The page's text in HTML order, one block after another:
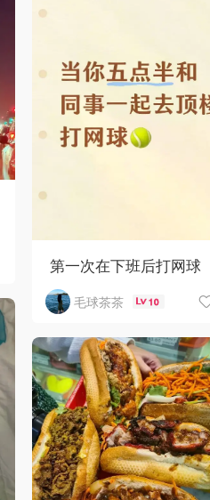
第一次在下班后打网球
毛球茶茶 10